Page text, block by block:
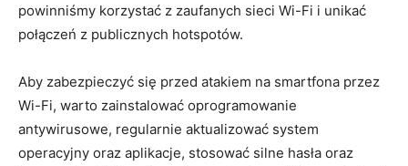
powinniśmy korzystać z zaufanych sieci Wi-Fi i unikać
połączeń z publicznych hotspotów.
Aby zabezpieczyć się przed atakiem na smartfona przez
Wi-Fi, warto zainstalować oprogramowanie
antywirusowe, regularnie aktualizować system
operacyjny oraz aplikacje, stosować silne hasła oraz